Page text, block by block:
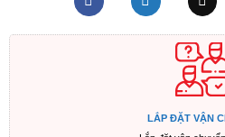
LẮP ĐẶT VẬN